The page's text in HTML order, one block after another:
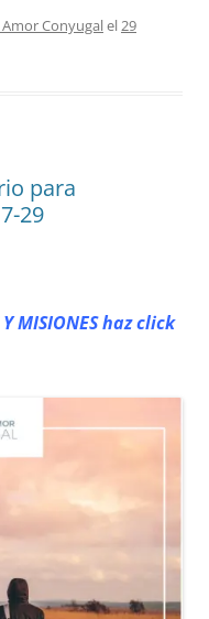
Conyugalel29
para
29
Y MISIONES haz click